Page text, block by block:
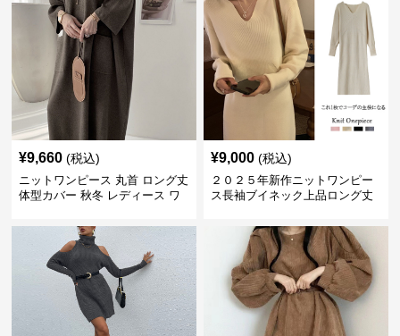
¥9,660 (税込)
ニットワンピース 丸首 ロング丈
体型カバー 秋冬 レディース ワ
¥9,000 (税込)
２０２５年新作ニットワンピー
ス長袖ブイネック上品ロング丈